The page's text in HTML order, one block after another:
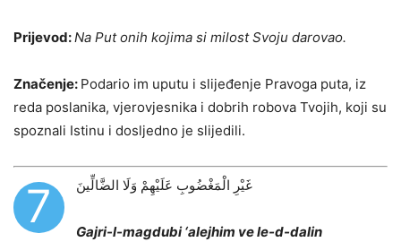
Prijevod:Na Put onih kojima si milost Svoju darovao.
Značenje: Podario im uputu i slijeđenje Pravoga puta, iz
reda poslanika, vjerovjesnika i dobrih robova Tvojih, koji su
spoznali Istinu i dosljedno je slijedili.
7 غَيْرِ الْمَغْضُوبِ عَلَيْهِمْ وَلَا الضَّالِّينَ
Gajri-l-magdubi ‘alejhim ve le-d-dalin